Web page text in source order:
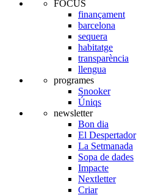
FOCUS
finançament
barcelona
sequera
habitatge
transparència
llengua
programes
Snooker
Úniqs
newsletter
Bon dia
El Despertador
La Setmanada
Sopa de dades
Impacte
Nextletter
Criar